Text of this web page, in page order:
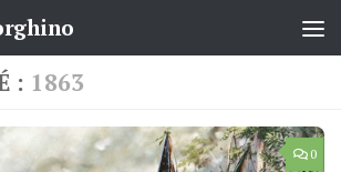
: 1863
0